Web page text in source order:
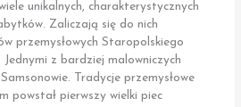
unikalnych, charakterystycznych
Zaliczają się do nich
przemysłowych Staropolskiego
Jednymi z bardziej malowniczych
Tradycje przemysłowe
powstał pierwszy wielki piec